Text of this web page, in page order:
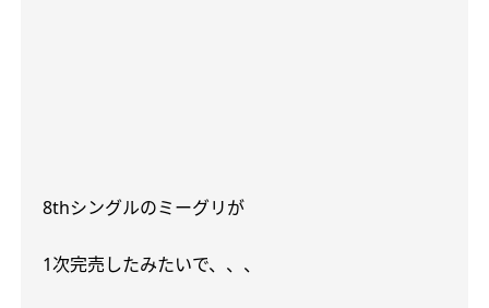
8thシングルのミーグリが
1次完売したみたいで、、、